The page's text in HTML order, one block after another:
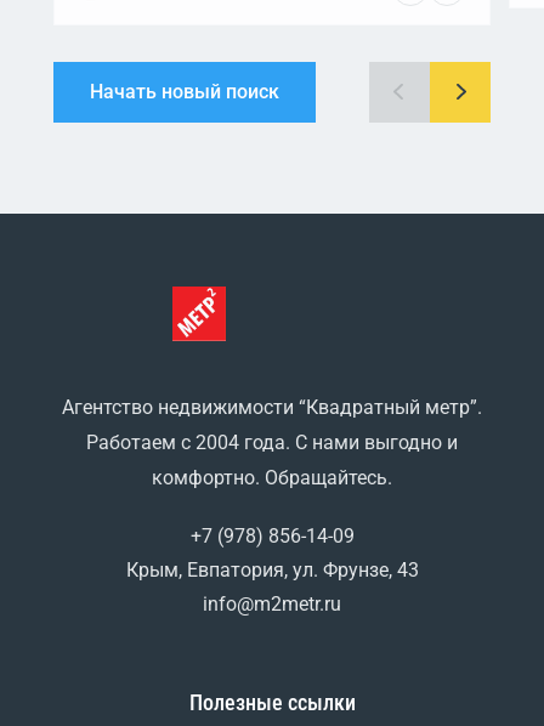
Начать новый поиск
Агентство недвижимости “Квадратный метр”.
Работаем с 2004 года. С нами выгодно и
комфортно. Обращайтесь.
+7 (978) 856-14-09
Крым, Евпатория, ул. Фрунзе, 43
info@m2metr.ru
Полезные ссылки